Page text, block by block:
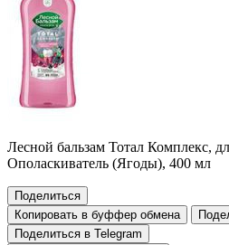
Лесной бальзам Тотал Комплекс,
Ополаскиватель (Ягоды), 400 мл
Поделиться
Копировать в буффер обмена
Поделиться в Telegram